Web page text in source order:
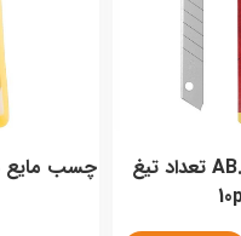
تیغ کاتر الفا AB.10 تعداد تیغ